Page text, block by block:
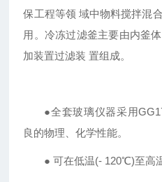
保工程等领 域中物料搅拌混
用。冷冻过滤釜主要由内釜
加装置过滤装 置组成。
●全套玻璃仪器采用
良的物理、化学性能。
● 可在低温(- 120℃)至高